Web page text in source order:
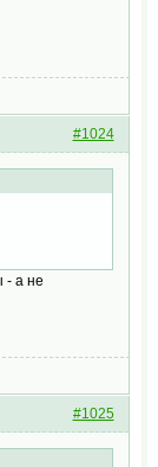
#1024
- а не
#1025